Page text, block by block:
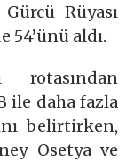
Rüyası
54’ünü aldı.
rotasından
ile daha fazla
belirtirken,
Osetya ve